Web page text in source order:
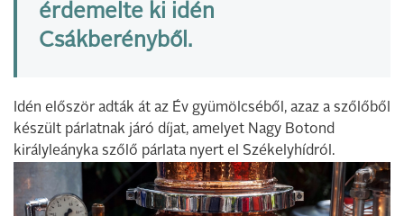
érdemelte ki idén
Csákberényből.
Idén először adták át az Év gyümölcséből, azaz a szőlőből
készült párlatnak járó díjat, amelyet Nagy Botond
királyleányka szőlő párlata nyert el Székelyhídról.